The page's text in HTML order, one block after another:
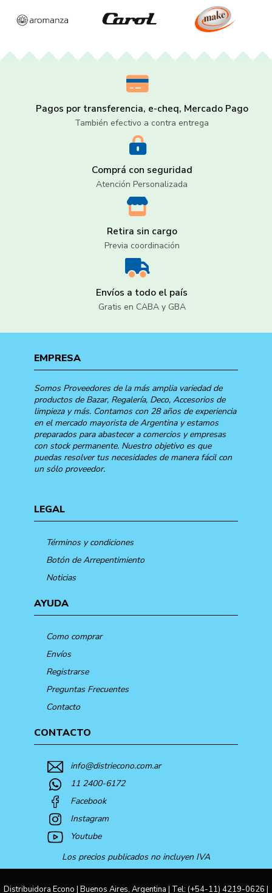
Pagos por transferencia, e-cheq, Mercado Pago
También efectivo a contra entrega
Comprá con seguridad
Atención Personalizada
Retira sin cargo
Previa coordinación
Envíos a todo el país
Gratis en CABA y GBA
EMPRESA
Somos Proveedores de la más amplia variedad de
productos de Bazar, Regalería, Deco, Accesorios de
limpieza y más. Contamos con 28 años de experiencia
en el mercado mayorista de Argentina y estamos
preparados para abastecer a comercios y empresas
con stock permanente. Nuestro objetivo es que
puedas resolver tus necesidades de manera fácil con
un sólo proveedor.
LEGAL
Términos y condiciones
Botón de Arrepentimiento
Noticias
AYUDA
Como comprar
Envíos
Registrarse
Preguntas Frecuentes
Contacto
CONTACTO
info@distriecono.com.ar
11 2400-6172
Facebook
Instagram
Youtube
Los precios publicados no incluyen IVA
Distribuidora Econo | Buenos Aires, Argentina | Tel: (+54-11) 4219-0626 |